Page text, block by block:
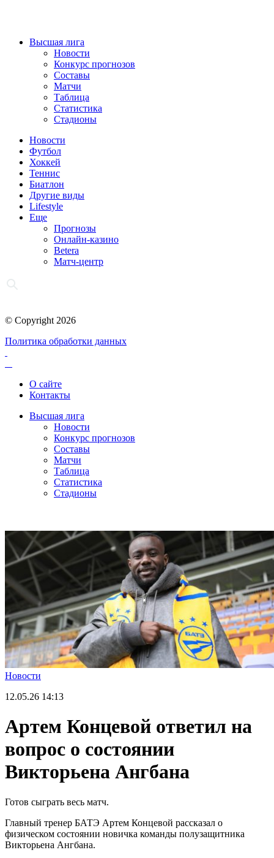
Высшая лига
Новости
Конкурс прогнозов
Составы
Матчи
Таблица
Статистика
Стадионы
Новости
Футбол
Хоккей
Теннис
Биатлон
Другие виды
Lifestyle
Еще
Прогнозы
Онлайн-казино
Betera
Матч-центр
© Copyright 2026
Политика обработки данных
О сайте
Контакты
Высшая лига
Новости
Конкурс прогнозов
Составы
Матчи
Таблица
Статистика
Стадионы
Новости
12.05.26 14:13
Артем Концевой ответил на
вопрос о состоянии
Викторьена Ангбана
Готов сыграть весь матч.
Главный тренер БАТЭ Артем Концевой рассказал о
физическом состоянии новичка команды полузащитника
Викторьена Ангбана.